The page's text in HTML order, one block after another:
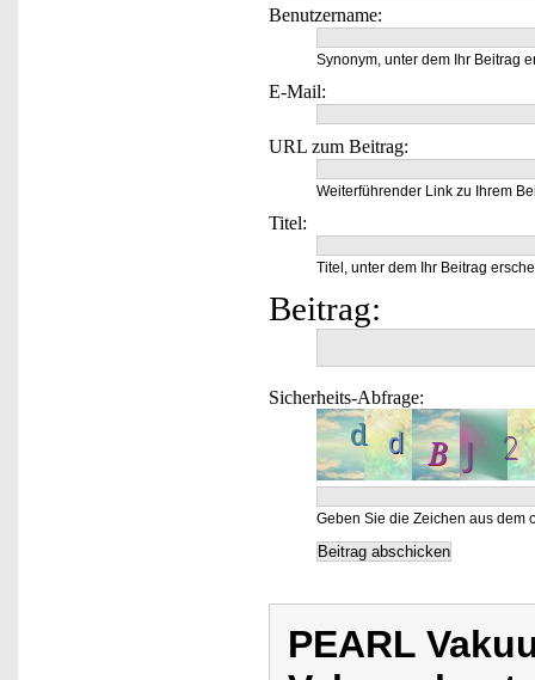
Benutzername:
Synonym, unter dem Ihr Beitrag
E-Mail:
URL zum Beitrag:
Weiterführender Link zu Ihrem
Titel:
Titel, unter dem Ihr Beitrag
Beitrag:
Sicherheits-Abfrage:
Geben Sie die Zeichen aus dem
PEARL